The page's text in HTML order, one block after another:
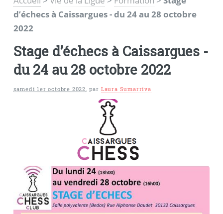
d’échecs à Caissargues - du 24 au 28 octobre
2022
Stage d’échecs à Caissargues -
du 24 au 28 octobre 2022
samedi 1er octobre 2022, par Laura Sumarriva